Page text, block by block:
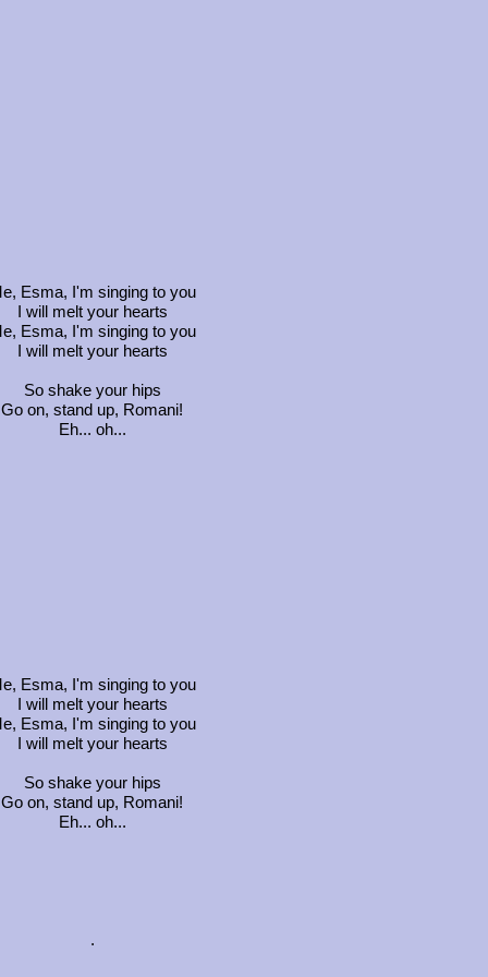
Esma, I'm singing to you
I will melt your hearts
Esma, I'm singing to you
I will melt your hearts
So shake your hips
Go on, stand up, Romani!
Eh... oh...
Esma, I'm singing to you
I will melt your hearts
Esma, I'm singing to you
I will melt your hearts
So shake your hips
Go on, stand up, Romani!
Eh... oh...
.